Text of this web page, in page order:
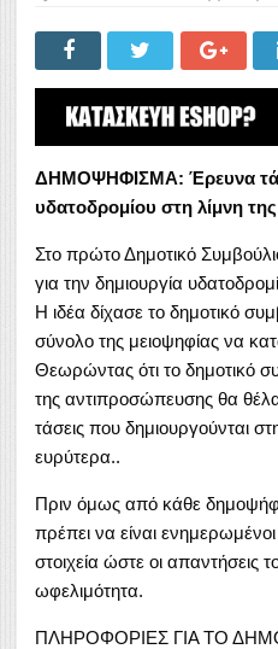
ΔΗΜΟΨΗΦΙΣΜΑ: Έρευνα
υδατοδρομίου στη λίμνη
Στο πρώτο Δημοτικό
για την δημιουργία
Η ιδέα δίχασε το δημοτικό
σύνολο της μειοψηφίας να
Θεωρώντας ότι το δημοτικό
της αντιπροσώπευσης θα
τάσεις που δημιουργούνται
ευρύτερα..
Πριν όμως από κάθε
πρέπει να είναι
στοιχεία ώστε οι απαντήσεις
ωφελιμότητα.
ΠΛΗΡΟΦΟΡΙΕΣ ΓΙΑ ΤΟ